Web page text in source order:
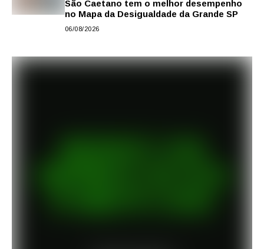
São Caetano tem o melhor desempenho
no Mapa da Desigualdade da Grande SP
06/08/2026